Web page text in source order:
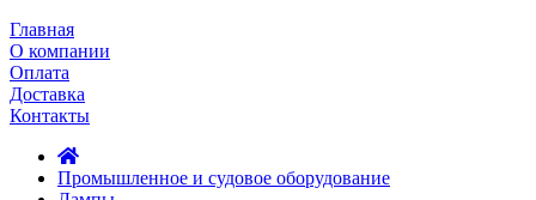
Главная
О компании
Оплата
Доставка
Контакты
Промышленное и судовое оборудование